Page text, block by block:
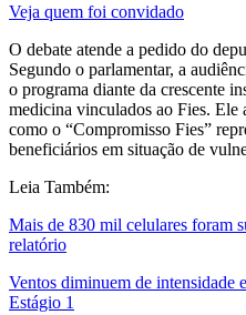
Veja quem foi convidado
O debate atende a pedido do
Segundo o parlamentar, a
o programa diante da crescente
medicina vinculados ao Fies.
como o “Compromisso Fies”
beneficiários em situação de
Leia Também:
Mais de 830 mil celulares foram
relatório
Ventos diminuem de
Estágio 1